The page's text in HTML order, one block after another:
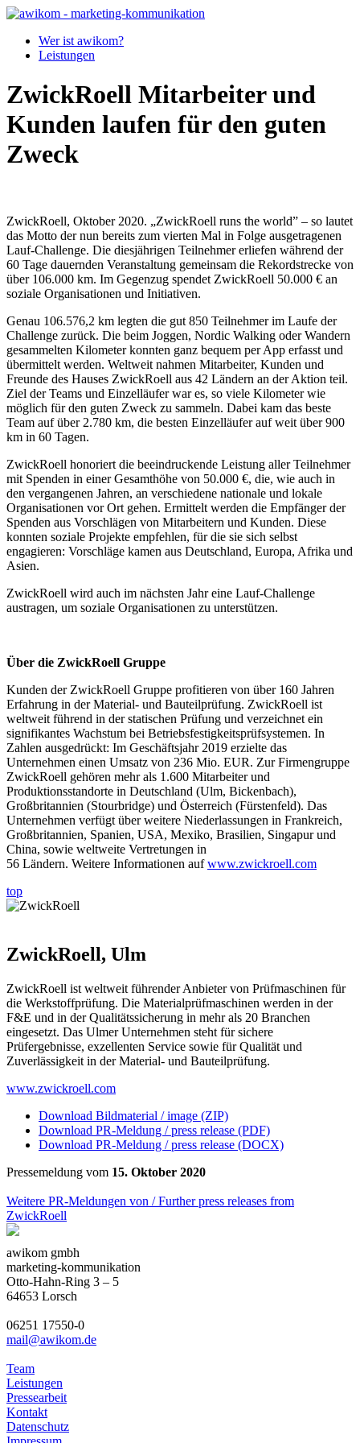
Wer ist awikom?
Leistungen
ZwickRoell Mitarbeiter und
Kunden laufen für den guten
Zweck
ZwickRoell, Oktober 2020. „ZwickRoell runs the world” – so lautet
das Motto der nun bereits zum vierten Mal in Folge ausgetragenen
Lauf-Challenge. Die diesjährigen Teilnehmer erliefen während der
60 Tage dauernden Veranstaltung gemeinsam die Rekordstrecke von
über 106.000 km. Im Gegenzug spendet ZwickRoell 50.000 € an
soziale Organisationen und Initiativen.
Genau 106.576,2 km legten die gut 850 Teilnehmer im Laufe der
Challenge zurück. Die beim Joggen, Nordic Walking oder Wandern
gesammelten Kilometer konnten ganz bequem per App erfasst und
übermittelt werden. Weltweit nahmen Mitarbeiter, Kunden und
Freunde des Hauses ZwickRoell aus 42 Ländern an der Aktion teil.
Ziel der Teams und Einzelläufer war es, so viele Kilometer wie
möglich für den guten Zweck zu sammeln. Dabei kam das beste
Team auf über 2.780 km, die besten Einzelläufer auf weit über 900
km in 60 Tagen.
ZwickRoell honoriert die beeindruckende Leistung aller Teilnehmer
mit Spenden in einer Gesamthöhe von 50.000 €, die, wie auch in
den vergangenen Jahren, an verschiedene nationale und lokale
Organisationen vor Ort gehen. Ermittelt werden die Empfänger der
Spenden aus Vorschlägen von Mitarbeitern und Kunden. Diese
konnten soziale Projekte empfehlen, für die sie sich selbst
engagieren: Vorschläge kamen aus Deutschland, Europa, Afrika und
Asien.
ZwickRoell wird auch im nächsten Jahr eine Lauf-Challenge
austragen, um soziale Organisationen zu unterstützen.
Über die ZwickRoell Gruppe
Kunden der ZwickRoell Gruppe profitieren von über 160 Jahren
Erfahrung in der Material- und Bauteilprüfung. ZwickRoell ist
weltweit führend in der statischen Prüfung und verzeichnet ein
signifikantes Wachstum bei Betriebsfestigkeits­prüfsystemen. In
Zahlen ausgedrückt: Im Geschäftsjahr 2019 erzielte das
Unternehmen einen Umsatz von 236 Mio. EUR. Zur Firmengruppe
ZwickRoell gehören mehr als 1.600 Mitarbeiter und
Produktionsstandorte in Deutschland (Ulm, Bickenbach),
Großbritannien (Stourbridge) und Österreich (Fürstenfeld). Das
Unternehmen verfügt über weitere Niederlassungen in Frankreich,
Großbritannien, Spanien, USA, Mexiko, Brasilien, Singapur und
China, sowie weltweite Vertretungen in
56 Ländern. Weitere Informationen aufwww.zwickroell.com
top
ZwickRoell, Ulm
ZwickRoell ist weltweit führender Anbieter von Prüfmaschinen für
die Werkstoffprüfung. Die Materialprüfmaschinen werden in der
F&E und in der Qualitätssicherung in mehr als 20 Branchen
eingesetzt. Das Ulmer Unternehmen steht für sichere
Prüfergebnisse, exzellenten Service sowie für Qualität und
Zuverlässigkeit in der Material- und Bauteilprüfung.
www.zwickroell.com
Download Bildmaterial / image (ZIP)
Download PR-Meldung / press release (PDF)
Download PR-Meldung / press release (DOCX)
Pressemeldung vom 15. Oktober 2020
Weitere PR-Meldungen von / Further press releases from
ZwickRoell
awikom gmbh
marketing-kommunikation
Otto-Hahn-Ring 3 – 5
64653 Lorsch
06251 17550-0
mail@awikom.de
Team
Leistungen
Pressearbeit
Kontakt
Datenschutz